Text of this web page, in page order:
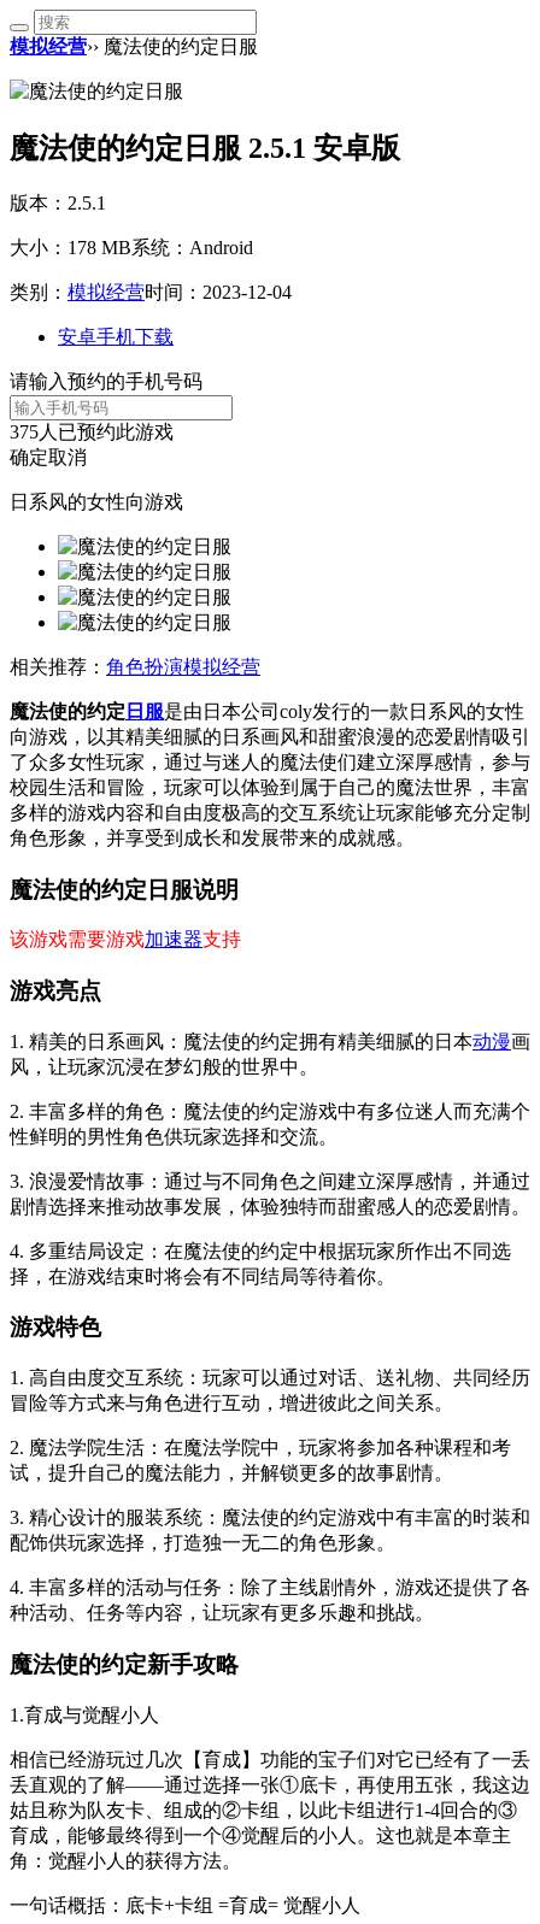
模拟经营›› 魔法使的约定日服
魔法使的约定日服 2.5.1 安卓版
版本：2.5.1
大小：178 MB系统：Android
类别： 模拟经营时间：2023-12-04
安卓手机下载
请输入预约的手机号码
375人已预约此游戏
确定取消
日系风的女性向游戏
相关推荐： 角色扮演模拟经营
魔法使的约定 日服是由日本公司coly发行的一款日系风的女性
向游戏，以其精美细腻的日系画风和甜蜜浪漫的恋爱剧情吸引
了众多女性玩家，通过与迷人的魔法使们建立深厚感情，参与
校园生活和冒险，玩家可以体验到属于自己的魔法世界，丰富
多样的游戏内容和自由度极高的交互系统让玩家能够充分定制
角色形象，并享受到成长和发展带来的成就感。
魔法使的约定日服说明
该游戏需要游戏加速器支持
游戏亮点
1. 精美的日系画风：魔法使的约定拥有精美细腻的日本动漫画
风，让玩家沉浸在梦幻般的世界中。
2. 丰富多样的角色：魔法使的约定游戏中有多位迷人而充满个
性鲜明的男性角色供玩家选择和交流。
3. 浪漫爱情故事：通过与不同角色之间建立深厚感情，并通过
剧情选择来推动故事发展，体验独特而甜蜜感人的恋爱剧情。
4. 多重结局设定：在魔法使的约定中根据玩家所作出不同选
择，在游戏结束时将会有不同结局等待着你。
游戏特色
1. 高自由度交互系统：玩家可以通过对话、送礼物、共同经历
冒险等方式来与角色进行互动，增进彼此之间关系。
2. 魔法学院生活：在魔法学院中，玩家将参加各种课程和考
试，提升自己的魔法能力，并解锁更多的故事剧情。
3. 精心设计的服装系统：魔法使的约定游戏中有丰富的时装和
配饰供玩家选择，打造独一无二的角色形象。
4. 丰富多样的活动与任务：除了主线剧情外，游戏还提供了各
种活动、任务等内容，让玩家有更多乐趣和挑战。
魔法使的约定新手攻略
1.育成与觉醒小人
相信已经游玩过几次【育成】功能的宝子们对它已经有了一丢
丢直观的了解——通过选择一张①底卡，再使用五张，我这边
姑且称为队友卡、组成的②卡组，以此卡组进行1-4回合的③
育成，能够最终得到一个④觉醒后的小人。这也就是本章主
角：觉醒小人的获得方法。
一句话概括：底卡+卡组 =育成= 觉醒小人